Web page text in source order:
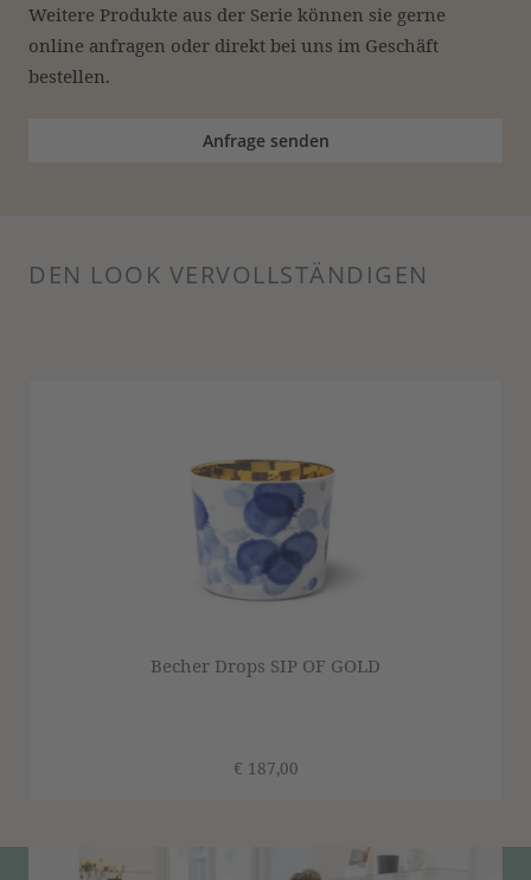
Weitere Produkte aus der Serie können sie gerne
online anfragen oder direkt bei uns im Geschäft
bestellen.
Anfrage senden
DEN LOOK VERVOLLSTÄNDIGEN
Becher Drops SIP OF GOLD
€ 187,00